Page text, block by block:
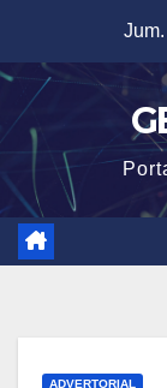
content
ADVERTORIAL